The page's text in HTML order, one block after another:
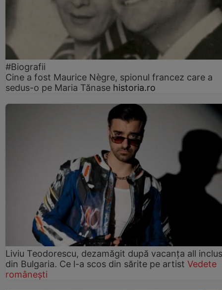
#Biografii
Cine a fost Maurice Nègre, spionul francez care a
sedus-o pe Maria Tănase historia.ro
Liviu Teodorescu, dezamăgit după vacanța all
din Bulgaria. Ce l-a scos din sărite pe artist Vedete
românești